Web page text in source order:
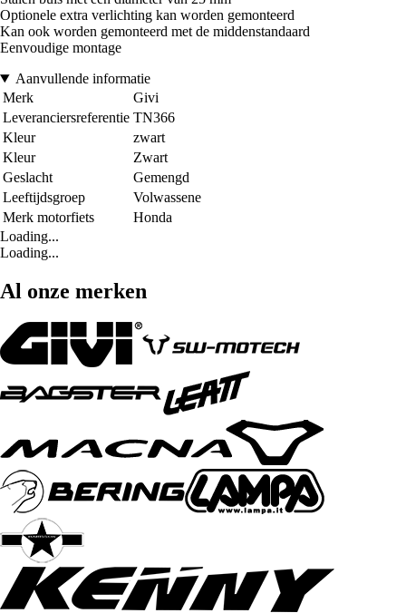
Optionele extra verlichting kan worden gemonteerd
Kan ook worden gemonteerd met de middenstandaard
Eenvoudige montage
Aanvullende informatie
Merk
Givi
Leveranciersreferentie TN366
Kleur
zwart
Kleur
Zwart
Geslacht
Gemengd
Leeftijdsgroep
Volwassene
Merk motorfiets
Honda
Loading...
Loading...
Al onze merken